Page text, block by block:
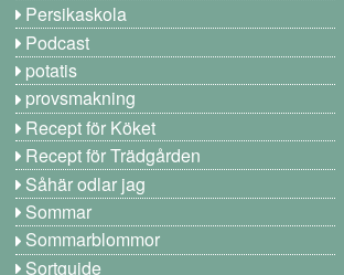
Persikaskola
Podcast
potatis
provsmakning
Recept för Köket
Recept för Trädgården
Såhär odlar jag
Sommar
Sommarblommor
Sortguide